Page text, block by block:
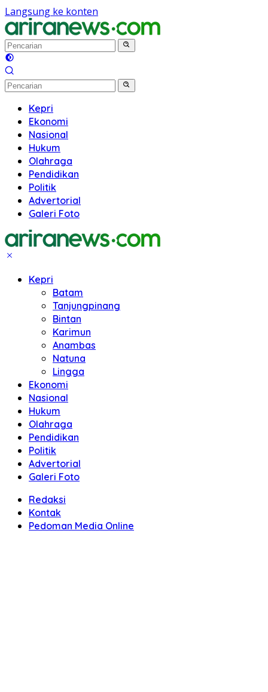
Langsung ke konten
Kepri
Ekonomi
Nasional
Hukum
Olahraga
Pendidikan
Politik
Advertorial
Galeri Foto
Kepri
Batam
Tanjungpinang
Bintan
Karimun
Anambas
Natuna
Lingga
Ekonomi
Nasional
Hukum
Olahraga
Pendidikan
Politik
Advertorial
Galeri Foto
Redaksi
Kontak
Pedoman Media Online